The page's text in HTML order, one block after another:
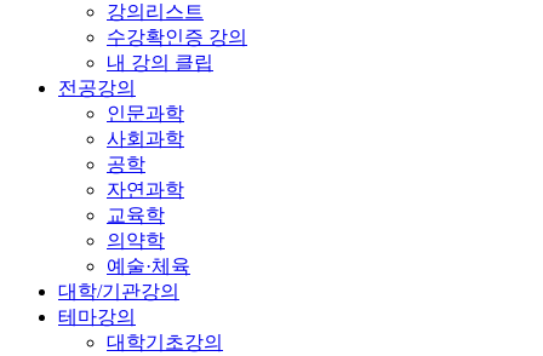
강의리스트
수강확인증 강의
내 강의 클립
전공강의
인문과학
사회과학
공학
자연과학
교육학
의약학
예술·체육
대학/기관강의
테마강의
대학기초강의